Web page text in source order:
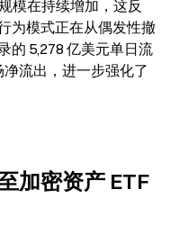
模在持续增加，这反
为模式正在从偶发性撤
的 5,278 亿美元单日流
流出，进一步强化了
加密资产 ETF